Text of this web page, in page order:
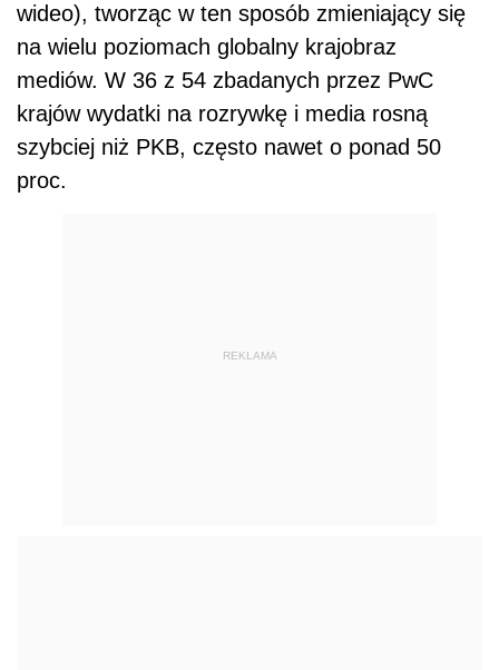
wideo), tworząc w ten sposób zmieniający się
na wielu poziomach globalny krajobraz
mediów. W 36 z 54 zbadanych przez PwC
krajów wydatki na rozrywkę i media rosną
szybciej niż PKB, często nawet o ponad 50
proc.
REKLAMA